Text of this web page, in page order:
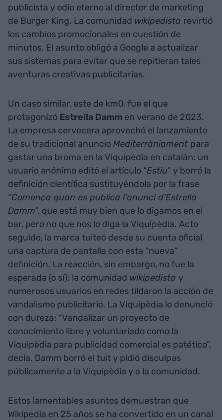
publicista y odio eterno al director de marketing
de Burger King. La comunidad wikipedista revirtió
los cambios promocionales en cuestión de
minutos. El asunto obligó a Google a actualizar
sus sistemas para evitar que se repitieran tales
aventuras creativas publicitarias.
Un caso similar, este de km0, fue el que
protagonizó Estrella Damm en verano de 2023.
La empresa cervecera aprovechó el lanzamiento
de su tradicional anuncioMediterràniament para
gastar una broma en la Viquipèdia en catalán: un
usuario anónimo editó el artículo “Estiu” y borró la
definición científica sustituyéndola por la frase
“Comença quan es publica l’anunci d’Estrella
Damm”, que está muy bien que lo digamos en el
bar, pero no que nos lo diga la Viquipèdia. Acto
seguido, la marca tuiteó desde su cuenta oficial
una captura de pantalla con esta “nueva”
definición. La reacción, sin embargo, no fue la
esperada (o sí): la comunidad wikipedista y
numerosos usuarios en redes tildaron la acción de
vandalismo publicitario. La Viquipèdia lo denunció
con dureza: “Vandalizar un proyecto de
conocimiento libre y voluntariado como la
Viquipèdia para publicidad comercial es patético”,
decía. Damm borró el tuit y pidió disculpas
públicamente a la Viquipèdia y a la comunidad.
Estos lamentables asuntos demuestran que
Wikipedia en 25 años se ha convertido en un canal